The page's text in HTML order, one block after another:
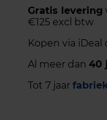
Gratis levering
€125 excl btw
Kopen via iDeal
Al meer dan 40
Tot 7 jaar